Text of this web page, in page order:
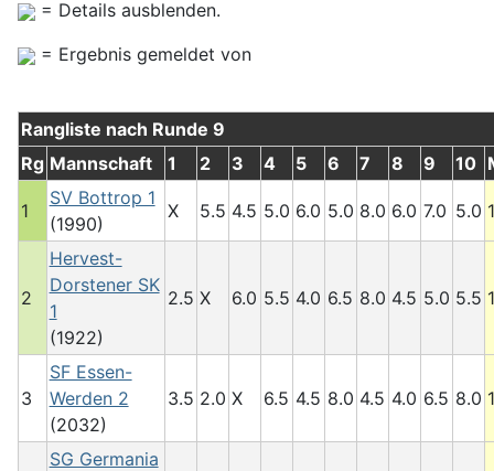
= Details ausblenden.
= Ergebnis gemeldet von
Rangliste nach Runde 9
Rg Mannschaft 1 2 3 4 5 6 7 8 9 10
1
SV Bottrop 1
(1990)
X 5.5 4.5 5.0 6.0 5.0 8.0 6.0 7.0 5.0
2
Hervest-
Dorstener SK
1
(1922)
2.5 X 6.0 5.5 4.0 6.5 8.0 4.5 5.0 5.5
3
SF Essen-
Werden 2
(2032)
3.5 2.0 X 6.5 4.5 8.0 4.5 4.0 6.5 8.0
SG Germania